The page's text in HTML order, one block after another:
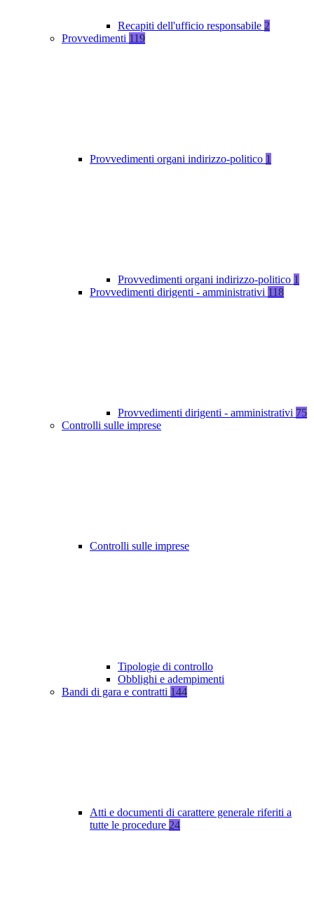
Recapiti dell'ufficio responsabile 2
Provvedimenti 119
Provvedimenti organi indirizzo-politico 1
Provvedimenti organi indirizzo-politico 1
Provvedimenti dirigenti - amministrativi 118
Provvedimenti dirigenti - amministrativi 75
Controlli sulle imprese
Controlli sulle imprese
Tipologie di controllo
Obblighi e adempimenti
Bandi di gara e contratti 144
Atti e documenti di carattere generale riferiti a
tutte le procedure 24